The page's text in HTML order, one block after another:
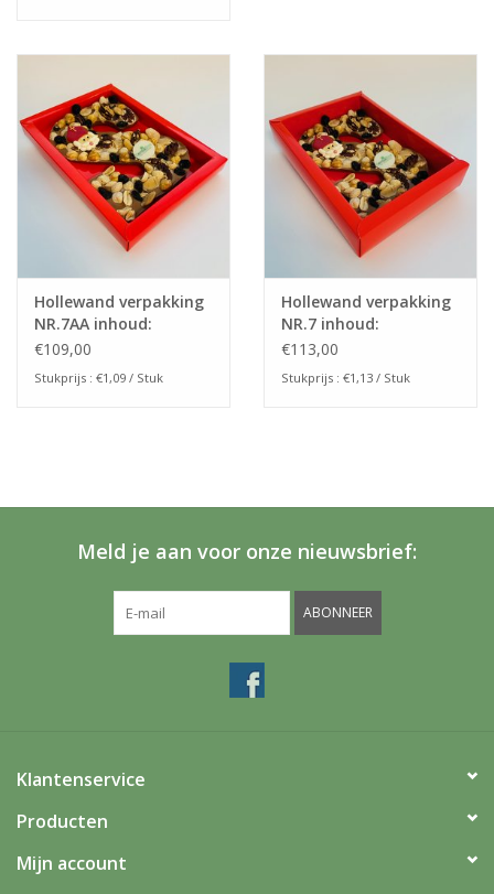
Hollewand verpakking
NR.7AA inhoud:
175x120x20mm
€109,00
Stukprijs : €1,09 / Stuk
Hollewand verpakking
NR.7 inhoud:
175x120x35mm
€113,00
Stukprijs : €1,13 / Stuk
Meld je aan voor onze nieuwsbrief:
ABONNEER
Klantenservice
Producten
Mijn account